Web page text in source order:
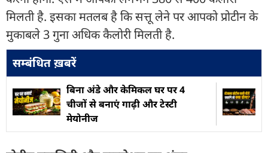
मिलती है. इसका मतलब है कि सत्तू लेने पर आपको प्रोटीन के
मुकाबले 3 गुना अधिक कैलोरी मिलती है.
सम्बंधित ख़बरें
बिना अंडे और केमिकल घर पर 4
चीजों से बनाएं गाढ़ी और टेस्टी
मेयोनीज